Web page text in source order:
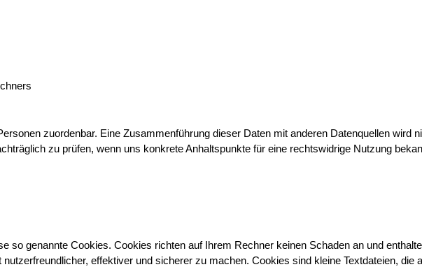
zuordenbar. Eine Zusammenführung dieser Daten mit anderen Datenquellen wird
zu prüfen, wenn uns konkrete Anhaltspunkte für eine rechtswidrige Nutzung
so genannte Cookies. Cookies richten auf Ihrem Rechner keinen Schaden an und
effektiver und sicherer zu machen. Cookies sind kleine Textdateien, die